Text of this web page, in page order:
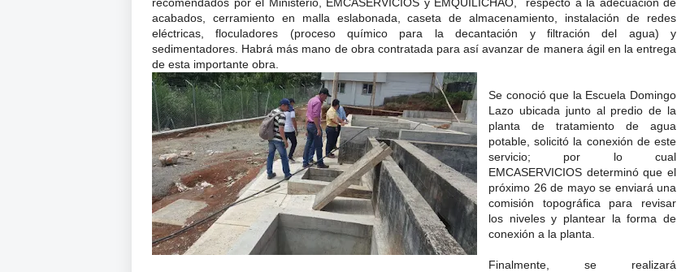
acabados, cerramiento en malla eslabonada, caseta de almacenamiento, instalación de redes
eléctricas, floculadores (proceso químico para la decantación y filtración del agua) y
sedimentadores. Habrá más mano de obra contratada para así avanzar de manera ágil en la entrega
de esta importante obra.
Se conoció que la Escuela Domingo
Lazo ubicada junto al predio de la
planta de tratamiento de agua
potable, solicitó la conexión de este
servicio; por lo cual
EMCASERVICIOS determinó que el
próximo 26 de mayo se enviará una
comisión topográfica para revisar
los niveles y plantear la forma de
conexión a la planta.
Finalmente, se realizará